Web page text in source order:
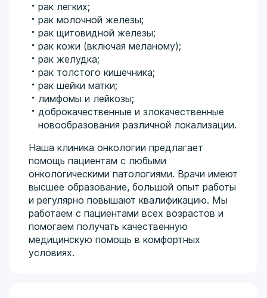
рак легких;
рак молочной железы;
рак щитовидной железы;
рак кожи (включая меланому);
рак желудка;
рак толстого кишечника;
рак шейки матки;
лимфомы и лейкозы;
доброкачественные и злокачественные
новообразования различной локализации.
Наша клиника онкологии предлагает
помощь пациентам с любыми
онкологическими патологиями. Врачи имеют
высшее образование, большой опыт работы
и регулярно повышают квалификацию. Мы
работаем с пациентами всех возрастов и
помогаем получать качественную
медицинскую помощь в комфортных
условиях.